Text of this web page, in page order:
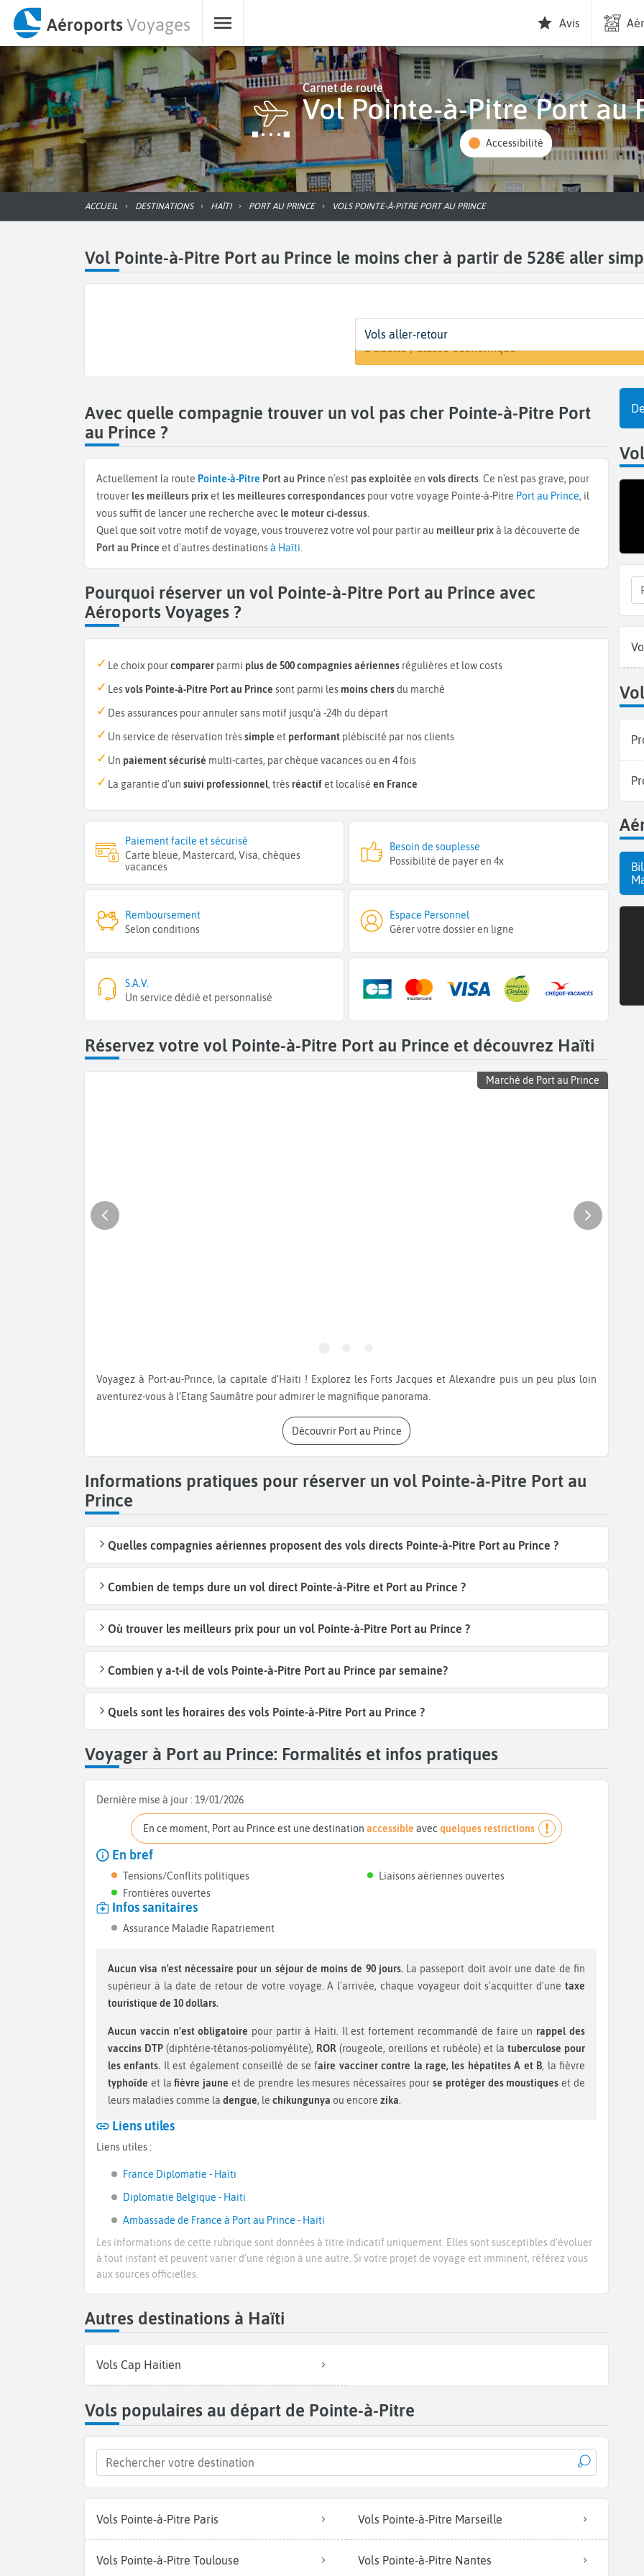
AéroportsVoyages Avis
Carnet de route
Vol Pointe-à-Pitre Port au
Accessibilité
ACCUEIL DESTINATIONS HAÏTI PORT AU PRINCE VOLS POINTE-À-PITRE PORT AU PRINCE
Vol Pointe-à-Pitre Port au Prince le moins cher à partir de 528€ aller
Départ
Pointe-à-Pitre (PTP)
Dates
Dates de votre voyage
Voyageurs | Classe
1 adulte | Classe économique
Vols aller-retour
Avec quelle compagnie trouver un vol pas cher Pointe-à-Pitre Port
au Prince ?
Actuellement la route Pointe-à-Pitre Port au Prince n'est pas exploitée en vols directs. Ce n'est pas grave, pour
trouver les meilleurs prixet les meilleures correspondances pour votre voyage Pointe-à-Pitre Port au Prince, il
vous suffit de lancer une recherche avec le moteur ci-dessus.
Quel que soit votre motif de voyage, vous trouverez votre vol pour partir au meilleur prixà la découverte de
Port au Prince et d'autres destinationsà Haïti.
Pourquoi réserver un vol Pointe-à-Pitre Port au Prince avec
Aéroports Voyages ?
Le choix pourcomparer parmi plus de 500 compagnies aériennes régulières et low costs
Lesvols Pointe-à-Pitre Port au Prince sont parmi les moins chersdu marché
Des assurances pour annuler sans motif jusqu’à -24h du départ
Un service de réservation trèssimple et performant plébiscité par nos clients
Un paiement sécurisé multi-cartes, par chèque vacances ou en 4 fois
La garantie d'un suivi professionnel, très réactifet localisé en France
Paiement facile et sécurisé
Carte bleue, Mastercard, Visa, chèques
vacances
Besoin de souplesse
Possibilité de payer en 4x
Remboursement
Selon conditions
Espace Personnel
Gérer votre dossier en ligne
S.A.V.
Un service dédié et personnalisé
Réservez votre vol Pointe-à-Pitre Port au Prince et découvrez Haïti
Marché de Port au Prince
Voyagez à Port-au-Prince, la capitale d’Haïti ! Explorez les Forts Jacques et Alexandre puis un peu plus loin
aventurez-vous à l’Etang Saumâtre pour admirer le magnifique panorama.
Découvrir Port au Prince
Informations pratiques pour réserver un vol Pointe-à-Pitre Port au
Prince
Quelles compagnies aériennes proposent des vols directs Pointe-à-Pitre Port au Prince ?
Combien de temps dure un vol direct Pointe-à-Pitre et Port au Prince ?
Où trouver les meilleurs prix pour un vol Pointe-à-Pitre Port au Prince ?
Combien y a-t-il de vols Pointe-à-Pitre Port au Prince par semaine?
Quels sont les horaires des vols Pointe-à-Pitre Port au Prince ?
Voyager à Port au Prince: Formalités et infos pratiques
Dernière mise à jour : 19/01/2026
En ce moment, Port au Prince est une destinationaccessible avecquelques restrictions
En bref
Tensions/Conflits politiques
Frontières ouvertes
Liaisons aériennes ouvertes
Infos sanitaires
Assurance Maladie Rapatriement
Aucun visa n'est nécessaire pour un séjour de moins de 90 jours. La passeport doit avoir une date de fin
supérieur à la date de retour de votre voyage. A l'arrivée, chaque voyageur doit s'acquitter d'une taxe
touristique de 10 dollars.
Aucun vaccin n’est obligatoire pour partir à Haïti. Il est fortement recommandé de faire un rappel des
vaccins DTP (diphtérie-tétanos-poliomyélite), ROR (rougeole, oreillons et rubéole) et la tuberculose pour
les enfants.
Il est également conseillé de se faire vacciner contre la rage, les hépatites A et B, la fièvre
typhoïde et lafièvre jauneet de prendre les mesures nécessaires pour se protéger des moustiques et de
leurs maladies comme la dengue, le chikungunya ou encore zika
Liens utiles
Liens utiles :
France Diplomatie - Haïti
Diplomatie Belgique - Haiti
Ambassade de France à Port au Prince - Haïti
Les informations de cette rubrique sont données à titre indicatif uniquement. Elles sont susceptibles d’évoluer
à tout instant et peuvent varier d’une région à une autre. Si votre projet de voyage est imminent, référez vous
aux sources officielles.
Autres destinations à Haïti
Vols Cap Haitien
Vols populaires au départ de Pointe-à-Pitre
Vols Pointe-à-Pitre Paris Vols Pointe-à-Pitre Marseille
Vols Pointe-à-Pitre Toulouse Vols Pointe-à-Pitre Nantes